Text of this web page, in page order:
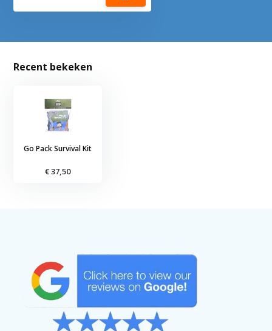
Recent bekeken
Go Pack Survival Kit
€ 37,50